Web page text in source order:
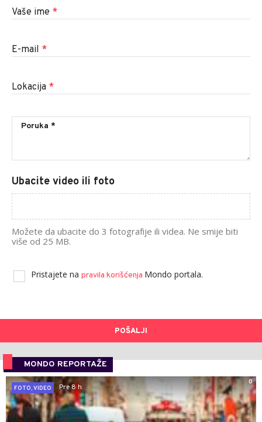
Vaše ime *
E-mail *
Lokacija *
Ubacite video ili foto
Možete da ubacite do 3 fotografije ili videa. Ne smije biti
više od 25 MB.
Pristajete na pravila korišćenja Mondo portala.
POŠALJI
MONDO REPORTAŽE
0
FOTO, VIDEO
Pre 8 h